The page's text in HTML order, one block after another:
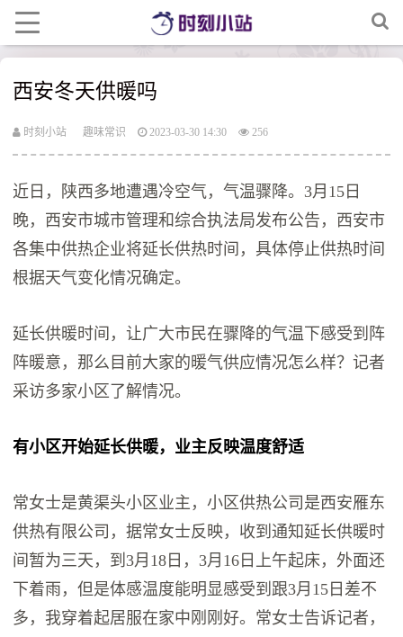
西安冬天供暖吗
时刻小站 趣味常识 2023-03-30 14:30 256
近日，陕西多地遭遇冷空气，气温骤降。3月15日
晚，西安市城市管理和综合执法局发布公告，西安市
各集中供热企业将延长供热时间，具体停止供热时间
根据天气变化情况确定。
延长供暖时间，让广大市民在骤降的气温下感受到阵
阵暖意，那么目前大家的暖气供应情况怎么样？记者
采访多家小区了解情况。
有小区开始延长供暖，业主反映温度舒适
常女士是黄渠头小区业主，小区供热公司是西安雁东
供热有限公司，据常女士反映，收到通知延长供暖时
间暂为三天，到3月18日，3月16日上午起床，外面还
下着雨，但是体感温度能明显感受到跟3月15日差不
多，我穿着起居服在家中刚刚好。常女士告诉记者，